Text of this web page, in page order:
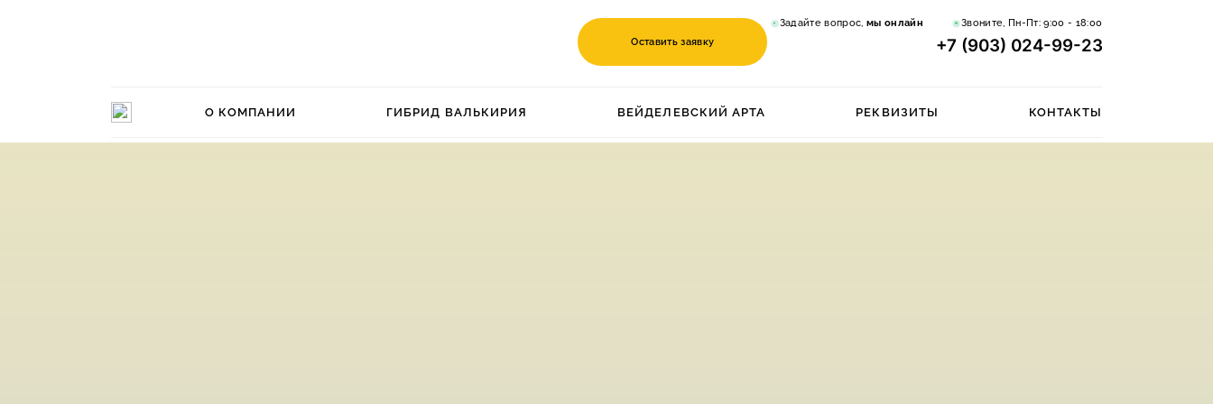
Оставить заявку
Задайте вопрос, мы онлайн Звоните, Пн-Пт:9:00 - 18:00
+7 (903) 024-99-23
О КОМПАНИИ ГИБРИД ВАЛЬКИРИЯ ВЕЙДЕЛЕВСКИЙ АРТА РЕКВИЗИТЫ КОНТАКТЫ